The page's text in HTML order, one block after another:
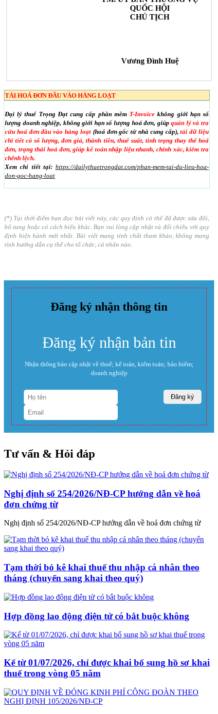
QUỐC HỘI
CHỦ TỊCH
Vương Đình Huệ
TẢI HOÁ ĐƠN ĐẦU VÀO HÀNG LOẠT
Đại lý thuế Trọng Đạt cung cấp phần mềm T-Invoice không giới hạn số
lượng doanh nghiệp, không giới hạn số lượng hoá đơn, giúpquản lý và tra
cứu hoá đơn đầu vào hàng loạt(hoá đơn gốc từ nhà cung cấp),tải dữ liệu
chi tiết có số lượng, đơn giá, thành tiền, thuế suất, tình trạng thay thế hoá
đơn, trạng thái hoá đơn, giúp kế toán nhập liệu nhanh, chính xác, kiểm tra
chênh lệch.
Xem chi tiết tại: https://dailythuetrongdat.com/phan-mem-tai-du-lieu-hoa-
don-goc-hang-loat
(*) Tại thời điểm bạn đọc bài viết này, các quy định có thể đã được sửa đổi,
bổ sung hoặc có cách hiểu khác. Bạn vui lòng cập nhật và đối chiếu với quy
định hiện hành mới nhất. Bài viết mang tính chất tham khảo, không mang
tính hướng dẫn cụ thể cho tổ chức, cá nhân nào.
Đăng ký nhận thông tin
Đăng ký nhận bản tin
Nhận thông báo cập nhật về thuế; kế toán, kiểm toán; bảo hiểm;
doanh nghiệp
Tư vấn & Hỏi đáp
Nghị định số 254/2026/NĐ-CP hướng dẫn về hoá
đơn chứng từ
Nghị định số 254/2026/NĐ-CP hướng dẫn về hoá đơn chứng từ
Tạm thời bỏ kê khai thuế thu nhập cá nhân theo
tháng (chuyển sang khai theo quý)
Hợp đồng lao động điện tử có bắt buộc không
Kể từ 01/07/2026, chỉ được khai bổ sung hồ sơ khai
thuế trong vòng 05 năm